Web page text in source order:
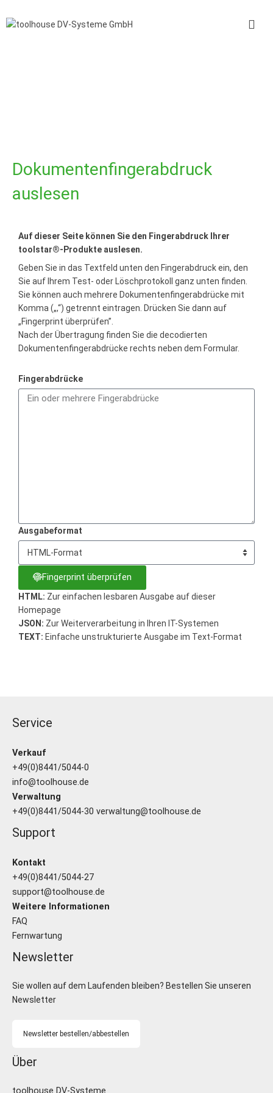
Dokumentenfingerabdruck
auslesen
Auf dieser Seite können Sie den Fingerabdruck Ihrer
toolstar®-Produkte auslesen.
Geben Sie in das Textfeld unten den Fingerabdruck ein, den
Sie auf Ihrem Test- oder Löschprotokoll ganz unten finden.
Sie können auch mehrere Dokumentenfingerabdrücke mit
Komma („,“) getrennt eintragen. Drücken Sie dann auf
„Fingerprint überprüfen”.
Nach der Übertragung finden Sie die decodierten
Dokumentenfingerabdrücke rechts neben dem Formular.
Fingerabdrücke
Ausgabeformat
Fingerprint überprüfen
HTML: Zur einfachen lesbaren Ausgabe auf dieser
Homepage
JSON: Zur Weiterverarbeitung in Ihren IT-Systemen
TEXT: Einfache unstrukturierte Ausgabe im Text-Format
Service
Verkauf
+49(0)8441/5044-0
info@toolhouse.de
Verwaltung
+49(0)8441/5044-30 verwaltung@toolhouse.de
Support
Kontakt
+49(0)8441/5044-27
support@toolhouse.de
Weitere Informationen
FAQ
Fernwartung
Newsletter
Sie wollen auf dem Laufenden bleiben? Bestellen Sie unseren
Newsletter
Newsletter bestellen/abbestellen
Über